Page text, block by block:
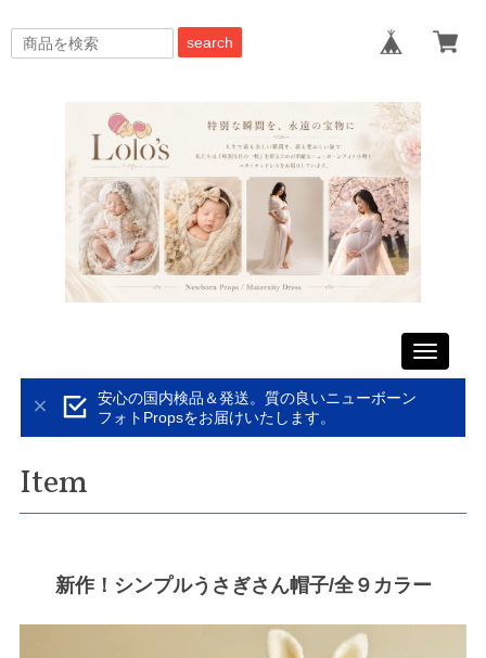
search
Toggle
安心の国内検品＆発送。質の良いニューボーン
フォトPropsをお届けいたします。
Item
新作！シンプルうさぎさん帽子/全９カラー